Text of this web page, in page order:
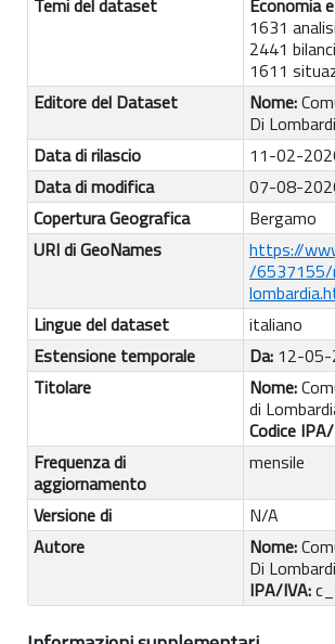
Temi del dataset
Economia
1631
2441
1611
Editore del Dataset
Nome:
Di
Data di rilascio
11-02-
Data di modifica
07-08-
Copertura Geografica
Bergamo
URI di GeoNames
https://
/6537155/
Lingue del dataset
italiano
Estensione temporale
Da: 12-
Titolare
Nome:
di
Codice
Frequenza di
aggiornamento
mensile
Versione di
N/A
Autore
Nome:
Di
IPA/IVA: